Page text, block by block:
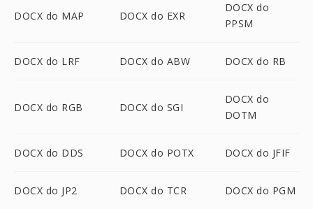
DOCX do MAP DOCX do EXR
DOCX do
PPSM
DOCX do LRF DOCX do ABW DOCX do RB
DOCX do RGB DOCX do SGI
DOCX do
DOTM
DOCX do DDS DOCX do POTX DOCX do JFIF
DOCX do JP2 DOCX do TCR DOCX do PGM